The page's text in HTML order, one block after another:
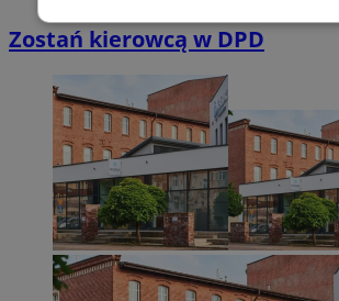
Zostań kierowcą w DPD
Niezbędne
Niezbędne Wydajność